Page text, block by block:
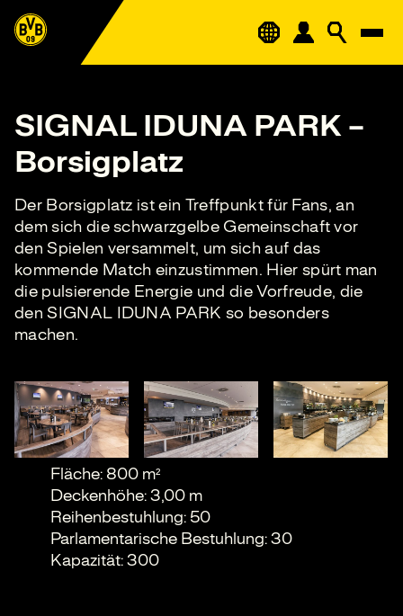
SIGNAL IDUNA PARK –
Borsigplatz
Der Borsigplatz ist ein Treffpunkt für Fans, an
dem sich die schwarzgelbe Gemeinschaft vor
den Spielen versammelt, um sich auf das
kommende Match einzustimmen. Hier spürt man
die pulsierende Energie und die Vorfreude, die
den SIGNAL IDUNA PARK so besonders
machen.
Fläche: 800 m²
Deckenhöhe: 3,00 m
Reihenbestuhlung: 50
Parlamentarische Bestuhlung: 30
Kapazität: 300